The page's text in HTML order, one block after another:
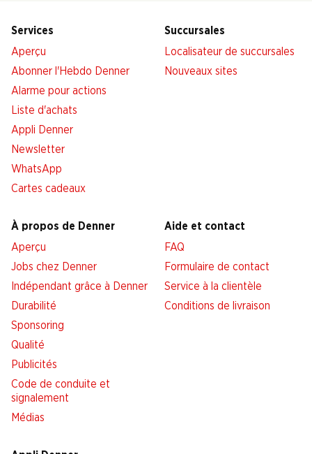
Services
Aperçu
Abonner l'Hebdo Denner
Alarme pour actions
Liste d'achats
Appli Denner
Newsletter
WhatsApp
Cartes cadeaux
Succursales
Localisateur de succursales
Nouveaux sites
À propos de Denner
Aperçu
Jobs chez Denner
Indépendant grâce à Denner
Durabilité
Sponsoring
Qualité
Publicités
Code de conduite et
signalement
Médias
Aide et contact
FAQ
Formulaire de contact
Service à la clientèle
Conditions de livraison